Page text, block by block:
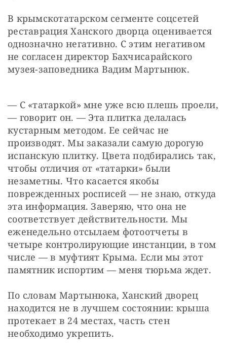
В крымскотатарском сегменте соцсетей
реставрация Ханского дворца оценивается
однозначно негативно. С этим негативом
не согласен директор Бахчисарайского
музея-заповедника Вадим Мартынюк.
— С «татаркой» мне уже всю плешь проели,
— говорит он. — Эта плитка делалась
кустарным методом. Ее сейчас не
производят. Мы заказали самую дорогую
испанскую плитку. Цвета подбирались так,
чтобы отличия от «татарки» были
незаметны. Что касается якобы
поврежденных росписей — не знаю, откуда
эта информация. Заверяю, что она не
соответствует действительности. Мы
еженедельно отсылаем фотоотчеты в
четыре контролирующие инстанции, в том
числе — в муфтият Крыма. Если мы этот
памятник испортим — меня тюрьма ждет.
По словам Мартынюка, Ханский дворец
находится не в лучшем состоянии: крыша
протекает в 24 местах, часть стен
необходимо укрепить.